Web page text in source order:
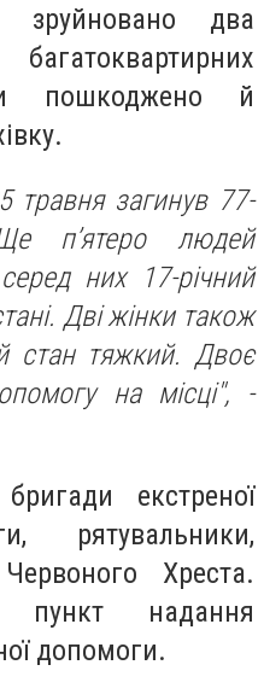
зруйновано два
пошкоджено й
травня загинув 77-
п’ятеро людей
них 17-річний
Дві жінки також
стан тяжкий. Двоє
на місці", -
екстреної
рятувальники,
Хреста.
пункт надання
допомоги.